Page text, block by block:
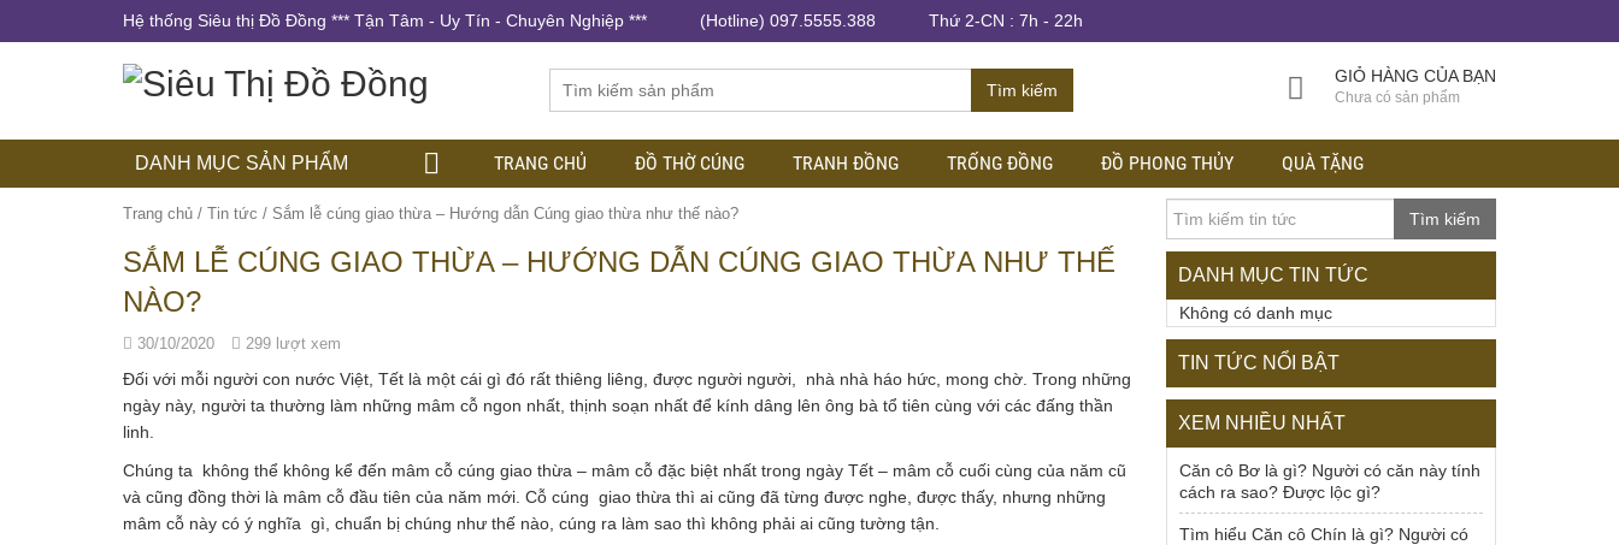
Hệ thống Siêu thị Đồ Đồng *** Tận Tâm - Uy Tín - Chuyên Nghiệp *** (Hotline) 097.5555.388 Thứ 2-CN : 7h - 22h
Tìm kiếm
GIỎ HÀNG CỦA BẠN
Chưa có sản phẩm
DANH MỤC SẢN PHẨM TRANG CHỦ ĐỒ THỜ CÚNG TRANH ĐỒNG TRỐNG ĐỒNG ĐỒ PHONG THỦY QUÀ TẶNG
Trang chủ / Tin tức / Sắm lễ cúng giao thừa – Hướng dẫn Cúng giao thừa như thế nào?
SẮM LỄ CÚNG GIAO THỪA – HƯỚNG DẪN CÚNG GIAO THỪA NHƯ THẾ
NÀO?
30/10/2020 299 lượt xem
Đối với mỗi người con nước Việt, Tết là một cái gì đó rất thiêng liêng, được người người, nhà nhà háo hức, mong chờ. Trong những
ngày này, người ta thường làm những mâm cỗ ngon nhất, thịnh soạn nhất để kính dâng lên ông bà tổ tiên cùng với các đấng thần
linh.
Chúng ta không thể không kể đến mâm cỗ cúng giao thừa – mâm cỗ đặc biệt nhất trong ngày Tết – mâm cỗ cuối cùng của năm cũ
và cũng đồng thời là mâm cỗ đầu tiên của năm mới. Cỗ cúng giao thừa thì ai cũng đã từng được nghe, được thấy, nhưng những
mâm cỗ này có ý nghĩa gì, chuẩn bị chúng như thế nào, cúng ra làm sao thì không phải ai cũng tường tận.
Tìm kiếm
DANH MỤC TIN TỨC
Không có danh mục
TIN TỨC NỔI BẬT
XEM NHIỀU NHẤT
Căn cô Bơ là gì? Người có căn này tính
cách ra sao? Được lộc gì?
Tìm hiểu Căn cô Chín là gì? Người có